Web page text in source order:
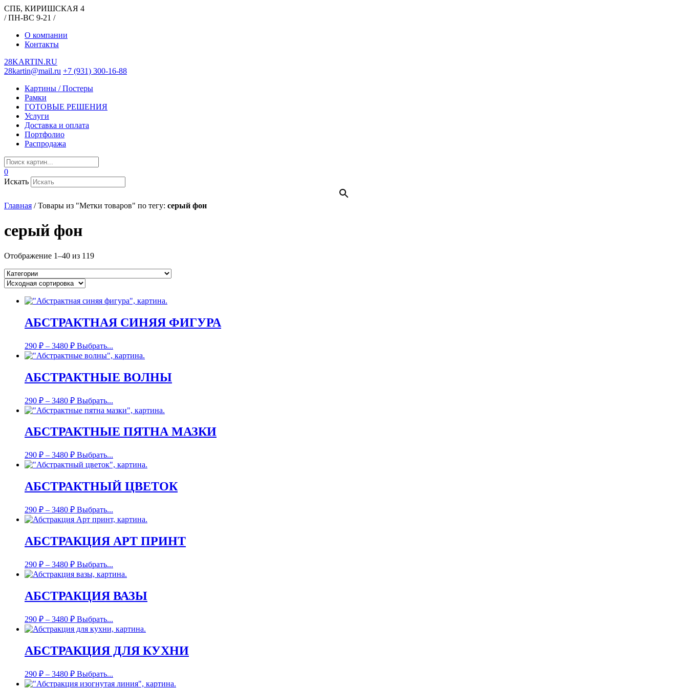
СПБ, КИРИШСКАЯ 4
/ ПН-ВС 9-21 /
О компании
Контакты
28KARTIN.RU
28kartin@mail.ru +7 (931) 300-16-88
Картины / Постеры
Рамки
ГОТОВЫЕ РЕШЕНИЯ
Услуги
Доставка и оплата
Портфолио
Распродажа
0
Искать
Главная /Товары из "Метки товаров" по тегу: серый фон
серый фон
Отображение 1–40 из 119
АБСТРАКТНАЯ СИНЯЯ ФИГУРА
290 ₽ – 3480 ₽ Выбрать...
АБСТРАКТНЫЕ ВОЛНЫ
290 ₽ – 3480 ₽ Выбрать...
АБСТРАКТНЫЕ ПЯТНА МАЗКИ
290 ₽ – 3480 ₽ Выбрать...
АБСТРАКТНЫЙ ЦВЕТОК
290 ₽ – 3480 ₽ Выбрать...
АБСТРАКЦИЯ АРТ ПРИНТ
290 ₽ – 3480 ₽ Выбрать...
АБСТРАКЦИЯ ВАЗЫ
290 ₽ – 3480 ₽ Выбрать...
АБСТРАКЦИЯ ДЛЯ КУХНИ
290 ₽ – 3480 ₽ Выбрать...